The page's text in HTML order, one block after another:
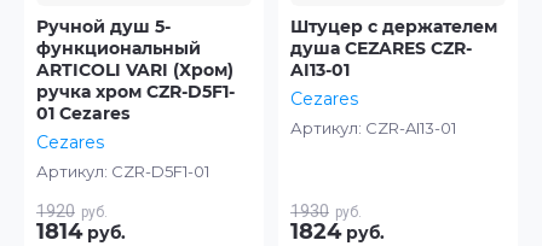
Ручной душ 5-
функциональный
ARTICOLI VARI (Хром)
ручка хром CZR-D5F1-
01 Cezares
Cezares
Артикул: CZR-D5F1-01
1920 руб.
1814 руб.
Штуцер с держателем
душа CEZARES CZR-
AI13-01
Cezares
Артикул: CZR-AI13-01
1930 руб.
1824 руб.